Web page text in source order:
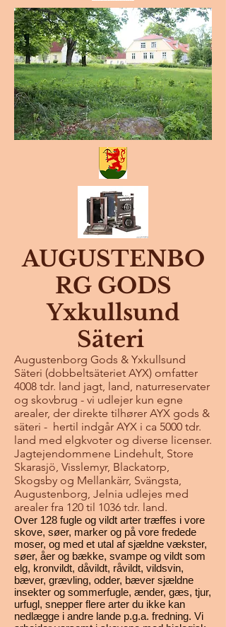
AUGUSTENBO
RG GODS
Yxkullsund
Säteri
Augustenborg Gods & Yxkullsund
Säteri (dobbeltsäteriet AYX) omfatter
4008 tdr. land jagt, land, naturreservater
og skovbrug - vi udlejer kun egne
arealer, der direkte tilhører AYX gods &
säteri - hertil indgår AYX i ca 5000 tdr.
land med elgkvoter og diverse licenser.
Jagtejendommene Lindehult, Store
Skarasjö, Visslemyr, Blackatorp,
Skogsby og Mellankärr, Svängsta,
Augustenborg, Jelnia udlejes med
arealer fra 120 til 1036 tdr. land.
Over 128 fugle og vildt arter træffes i vore
skove, søer, marker og på vore fredede
moser, og med et utal af sjældne vækster,
søer, åer og bække, svampe og vildt som
elg, kronvildt, dåvildt, råvildt, vildsvin,
bæver, grævling, odder, bæver sjældne
insekter og sommerfugle, ænder, gæs, tjur,
urfugl, snepper flere arter du ikke kan
nedlægge i andre lande p.g.a. fredning. Vi